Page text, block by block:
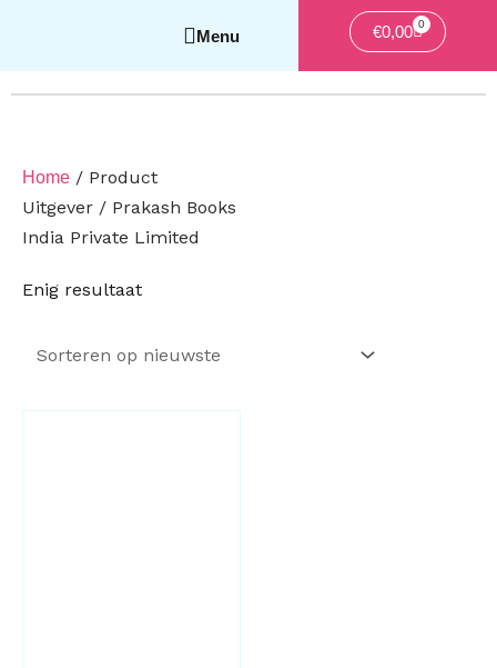
€0,00 0
Home / Product
Uitgever / Prakash Books
India Private Limited
Enig resultaat